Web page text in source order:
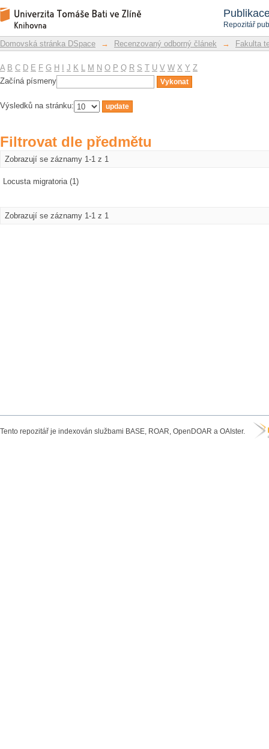
Repozitář
Filtrovat dle předmětu
Repozitář DSpace/Manakin
Domovská stránka DSpace → Recenzovaný odborný článek → Fakulta
A B C D E F G H J K L M N O P Q R S T U V W X Y Z
Začíná písmeny
Výsledků na stránku:
Filtrovat dle předmětu
Zobrazují se záznamy 1-1 z 1
Locusta migratoria (1)
Zobrazují se záznamy 1-1 z 1
Tento repozitář je indexován službami BASE, ROAR, OpenDOAR a OAIster.